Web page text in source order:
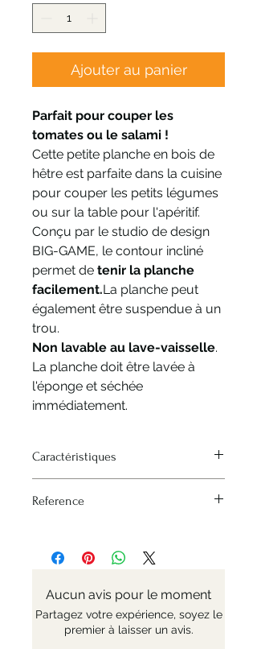
Ajouter au panier
Parfait pour couper les
tomates ou le salami !
Cette petite planche en bois de
hêtre est parfaite dans la cuisine
pour couper les petits légumes
ou sur la table pour l'apéritif.
Conçu par le studio de design
BIG-GAME, le contour incliné
permet de tenir la planche
facilement.La planche peut
également être suspendue à un
trou.
Non lavable au lave-vaisselle.
La planche doit être lavée à
l'éponge et séchée
immédiatement.
Caractéristiques
Reference
Aucun avis pour le moment
Partagez votre expérience, soyez le
premier à laisser un avis.